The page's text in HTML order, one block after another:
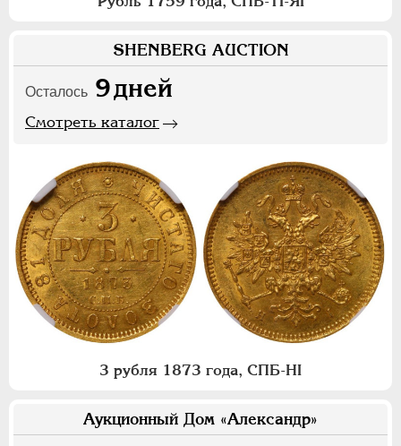
SHENBERG AUCTION
Осталось 9дней
Смотреть каталог
3 рубля 1873 года, СПБ-НI
Аукционный Дом «Александр»